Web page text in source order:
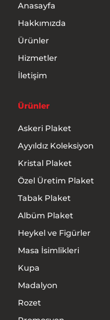
Anasayfa
Hakkımızda
Ürünler
Hizmetler
İletişim
Ürünler
Askeri Plaket
Ayyıldız Koleksiyon
Kristal Plaket
Özel Üretim Plaket
Tabak Plaket
Albüm Plaket
Heykel ve Figürler
Masa İsimlikleri
Kupa
Madalyon
Rozet